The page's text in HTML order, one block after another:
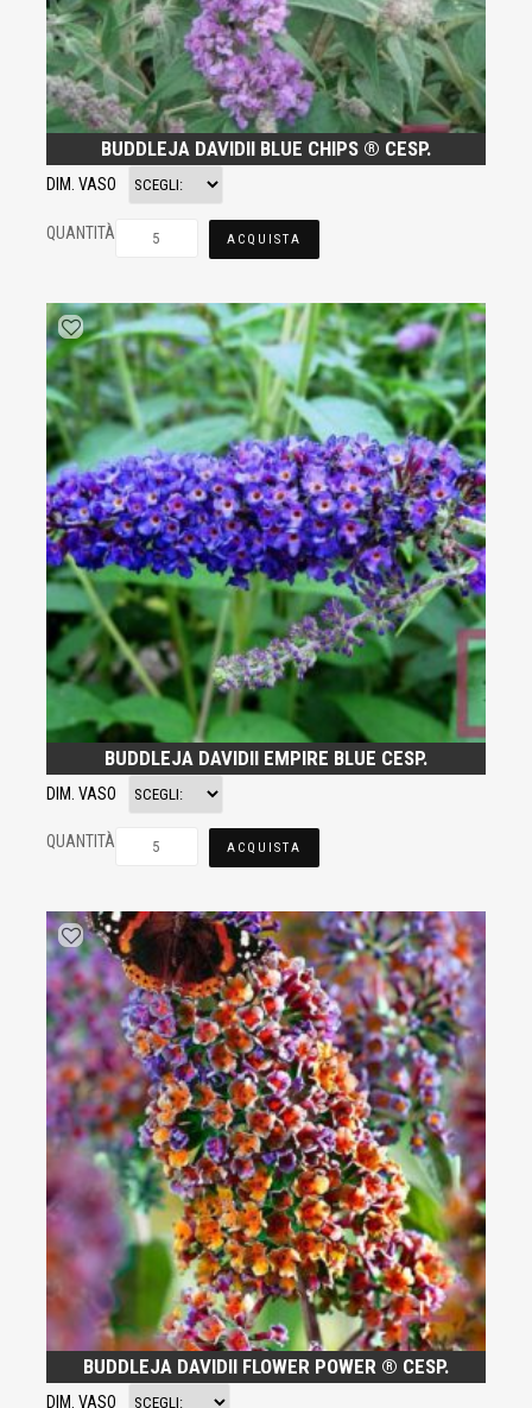
BUDDLEJA DAVIDII BLUE CHIPS ® CESP.
DIM. VASO
QUANTITÀ ACQUISTA
BUDDLEJA DAVIDII EMPIRE BLUE CESP.
DIM. VASO
QUANTITÀ ACQUISTA
BUDDLEJA DAVIDII FLOWER POWER ® CESP.
DIM. VASO